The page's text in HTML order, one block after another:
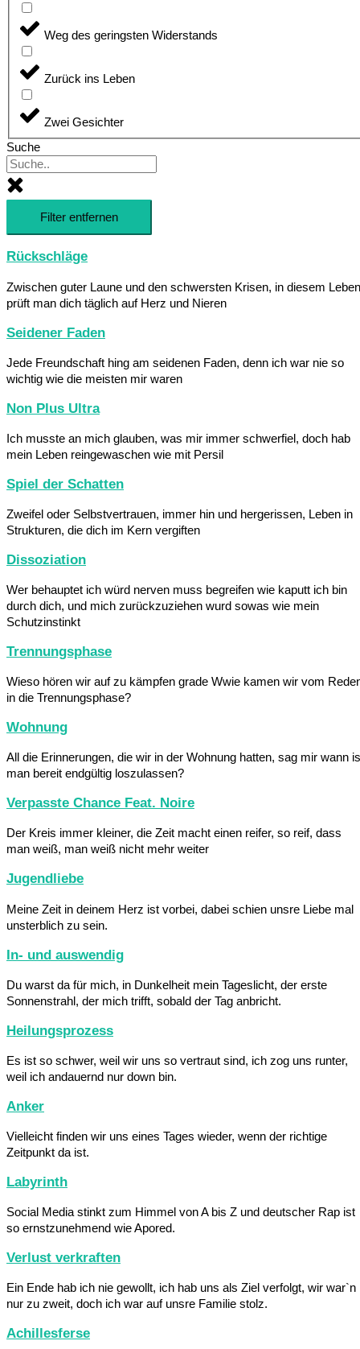
Weg des geringsten Widerstands
Zurück ins Leben
Zwei Gesichter
Suche
Filter entfernen
Rückschläge
Zwischen guter Laune und den schwersten Krisen, in diesem Leben
prüft man dich täglich auf Herz und Nieren
Seidener Faden
Jede Freundschaft hing am seidenen Faden, denn ich war nie so
wichtig wie die meisten mir waren
Non Plus Ultra
Ich musste an mich glauben, was mir immer schwerfiel, doch hab
mein Leben reingewaschen wie mit Persil
Spiel der Schatten
Zweifel oder Selbstvertrauen, immer hin und hergerissen, Leben in
Strukturen, die dich im Kern vergiften
Dissoziation
Wer behauptet ich würd nerven muss begreifen wie kaputt ich bin
durch dich, und mich zurückzuziehen wurd sowas wie mein
Schutzinstinkt
Trennungsphase
Wieso hören wir auf zu kämpfen grade Wwie kamen wir vom
in die Trennungsphase?
Wohnung
All die Erinnerungen, die wir in der Wohnung hatten, sag mir wann
man bereit endgültig loszulassen?
Verpasste Chance Feat. Noire
Der Kreis immer kleiner, die Zeit macht einen reifer, so reif, dass
man weiß, man weiß nicht mehr weiter
Jugendliebe
Meine Zeit in deinem Herz ist vorbei, dabei schien unsre Liebe mal
unsterblich zu sein.
In- und auswendig
Du warst da für mich, in Dunkelheit mein Tageslicht, der erste
Sonnenstrahl, der mich trifft, sobald der Tag anbricht.
Heilungsprozess
Es ist so schwer, weil wir uns so vertraut sind, ich zog uns runter,
weil ich andauernd nur down bin.
Anker
Vielleicht finden wir uns eines Tages wieder, wenn der richtige
Zeitpunkt da ist.
Labyrinth
Social Media stinkt zum Himmel von A bis Z und deutscher Rap ist
so ernstzunehmend wie Apored.
Verlust verkraften
Ein Ende hab ich nie gewollt, ich hab uns als Ziel verfolgt, wir war`n
nur zu zweit, doch ich war auf unsre Familie stolz.
Achillesferse